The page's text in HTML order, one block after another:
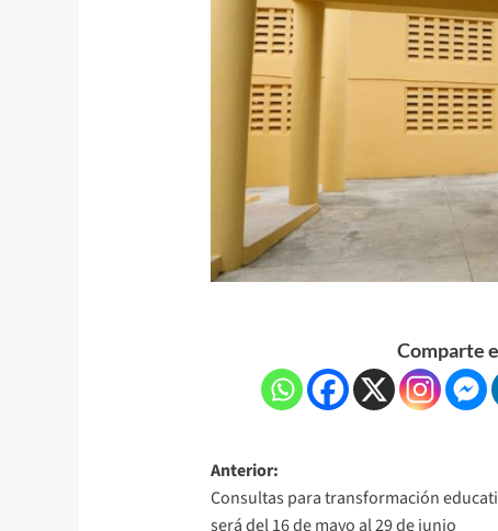
Comparte
Anterior:
Consultas para transformación
será del 16 de mayo al 29 de junio